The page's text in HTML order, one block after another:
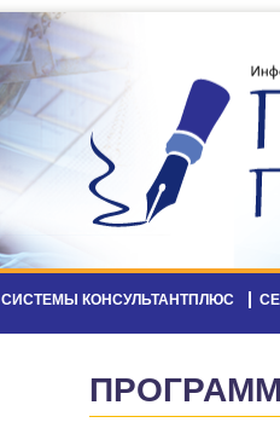
СИСТЕМЫ КОНСУЛЬТАНТПЛЮС